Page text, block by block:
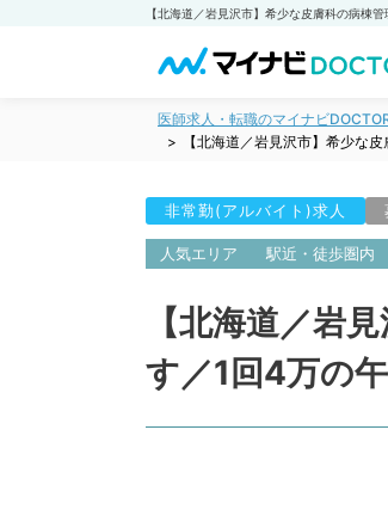
医師求人・転職のマイナビ
【北海道／岩見沢市】希少な
非常勤(アルバイト)求人
人気エリア 駅近・徒歩圏内
【北海道／岩
す／1回4万の